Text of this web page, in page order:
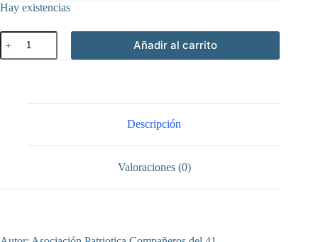
Hay existencias
Homenaje
las
Añadir al carrito
Descripción
Valoraciones (0)